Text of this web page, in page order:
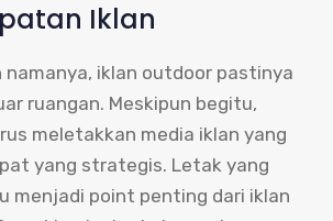
Iklan
namanya, iklan outdoor pastinya
ruangan. Meskipun begitu,
meletakkan media iklan yang
yang strategis. Letak yang
menjadi point penting dari iklan